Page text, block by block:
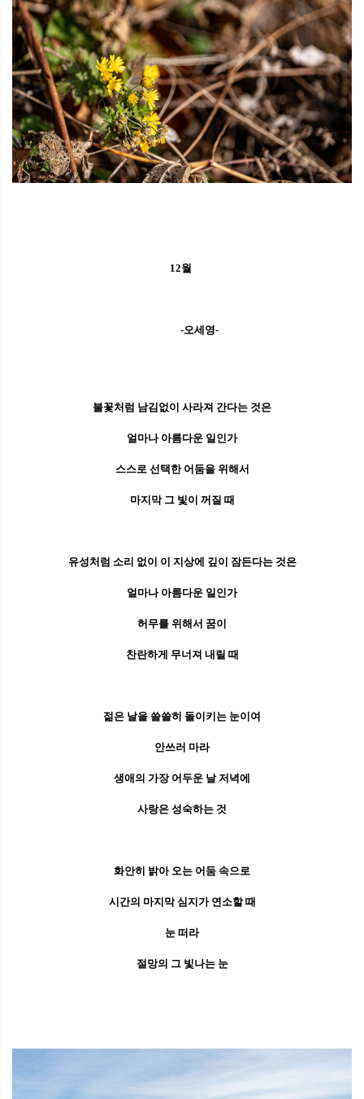
12월
-오세영-
불꽃처럼 남김없이 사라져 간다는 것은
얼마나 아름다운 일인가
스스로 선택한 어둠을 위해서
마지막 그 빛이 꺼질 때
유성처럼 소리 없이 이 지상에 깊이 잠든다는 것은
얼마나 아름다운 일인가
허무를 위해서 꿈이
찬란하게 무너져 내릴 때
젊은 날을 쓸쓸히 돌이키는 눈이여
안쓰러 마라
생애의 가장 어두운 날 저녁에
사랑은 성숙하는 것
화안히 밝아 오는 어둠 속으로
시간의 마지막 심지가 연소할 때
눈 떠라
절망의 그 빛나는 눈